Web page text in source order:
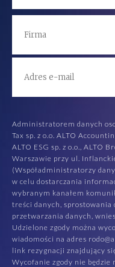
Administratorem danych
Tax sp. z o.o. ALTO
ALTO ESG sp. z o.o., ALTO
Warszawie przy ul.
(Współadministratorzy
w celu dostarczania
wybranym kanałem
treści danych, sprostowania
przetwarzania danych,
Udzielone zgody można
wiadomości na adres
link rezygnacji znajdujący
Wycofanie zgody nie będzie